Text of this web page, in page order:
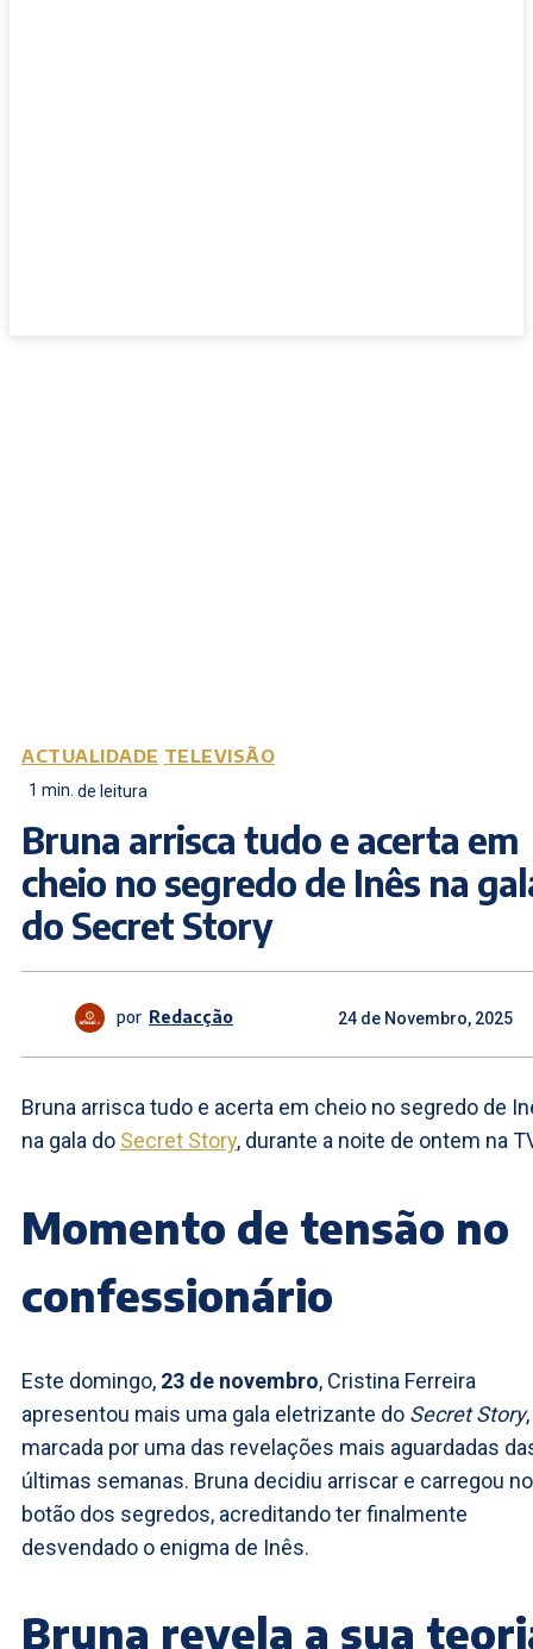
ACTUALIDADE TELEVISÃO
1 min. de leitura
Bruna arrisca tudo e acerta em
cheio no segredo de Inês na
do Secret Story
por Redacção 24 de Novembro, 2025
Bruna arrisca tudo e acerta em cheio no segredo de
na gala do Secret Story, durante a noite de ontem na
Momento de tensão no
confessionário
Este domingo, 23 de novembro, Cristina Ferreira
apresentou mais uma gala eletrizante do Secret Story,
marcada por uma das revelações mais aguardadas
últimas semanas. Bruna decidiu arriscar e carregou no
botão dos segredos, acreditando ter finalmente
desvendado o enigma de Inês.
Bruna revela a sua